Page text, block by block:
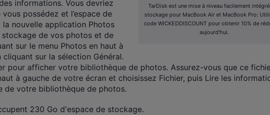
TarDisk est une mise à niveau facilement
stockage pour MacBook Air et MacBook Pro:
code WICKEDDISCOUNT pour obtenir 10% de
aujourd'hui.
informations. Vous devriez
possédez et l’espace de
la nouvelle application Photos
stockage de vos photos et de
sur le menu Photos en haut à
sur la sélection Général.
pour afficher votre bibliothèque de photos. Assurez-vous que ce
à gauche de votre écran et choisissez Fichier, puis Lire les
de votre bibliothèque de photos.
230 Go d'espace de stockage.